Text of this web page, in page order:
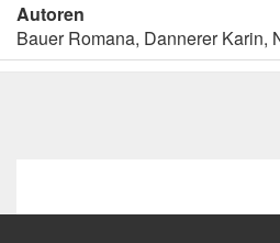
Autoren
Bauer Romana, Dannerer Karin,